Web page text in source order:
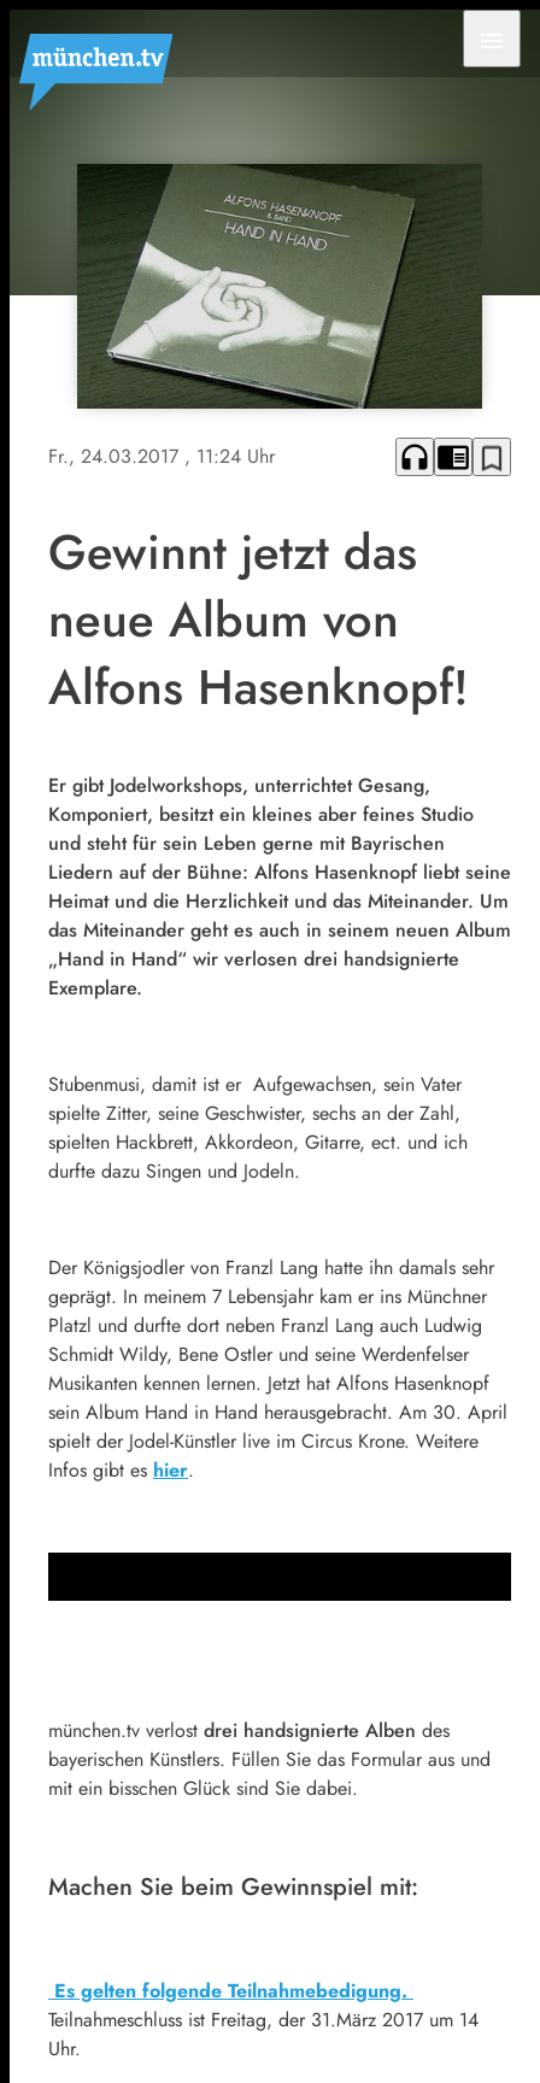
Fr., 24.03.2017 , 11:24 Uhr headphones chrome_reader_mode bookmark_border
Gewinnt jetzt das
neue Album von
Alfons Hasenknopf!
Er gibt Jodelworkshops, unterrichtet Gesang,
Komponiert, besitzt ein kleines aber feines Studio
und steht für sein Leben gerne mit Bayrischen
Liedern auf der Bühne: Alfons Hasenknopf liebt seine
Heimat und die Herzlichkeit und das Miteinander. Um
das Miteinander geht es auch in seinem neuen Album
„Hand in Hand“ wir verlosen drei handsignierte
Exemplare.
Stubenmusi, damit ist er Aufgewachsen, sein Vater
spielte Zitter, seine Geschwister, sechs an der Zahl,
spielten Hackbrett, Akkordeon, Gitarre, ect. und ich
durfte dazu Singen und Jodeln.
Der Königsjodler von Franzl Lang hatte ihn damals sehr
geprägt. In meinem 7 Lebensjahr kam er ins Münchner
Platzl und durfte dort neben Franzl Lang auch Ludwig
Schmidt Wildy, Bene Ostler und seine Werdenfelser
Musikanten kennen lernen. Jetzt hat Alfons Hasenknopf
sein Album Hand in Hand herausgebracht. Am 30. April
spielt der Jodel-Künstler live im Circus Krone. Weitere
Infos gibt es hier.
münchen.tv verlost drei handsignierte Alben des
bayerischen Künstlers. Füllen Sie das Formular aus und
mit ein bisschen Glück sind Sie dabei.
Machen Sie beim Gewinnspiel mit:
Es gelten folgende Teilnahmebedigung.
Teilnahmeschluss ist Freitag, der 31.März 2017 um 14
Uhr.